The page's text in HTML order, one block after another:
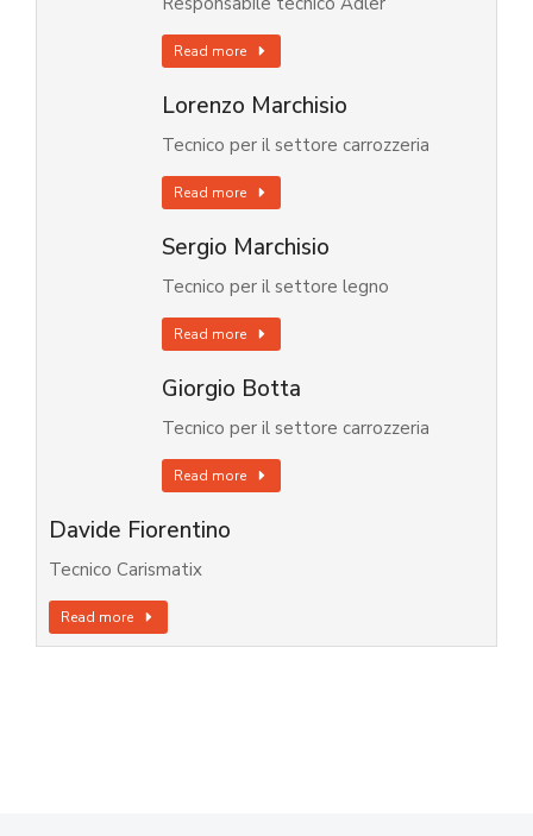
Read more
Lorenzo Marchisio
Tecnico per il settore carrozzeria
Read more
Sergio Marchisio
Tecnico per il settore legno
Read more
Giorgio Botta
Tecnico per il settore carrozzeria
Read more
Davide Fiorentino
Tecnico Carismatix
Read more